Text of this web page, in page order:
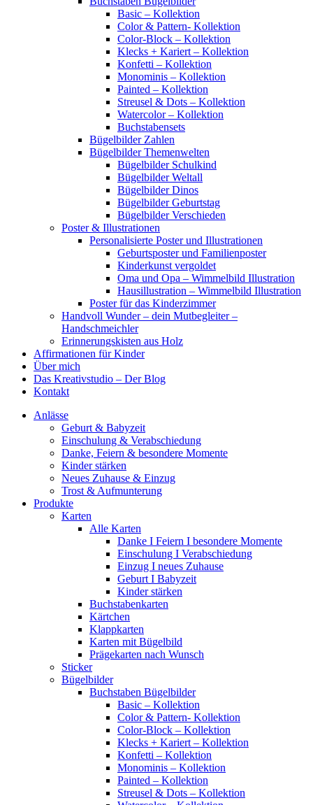
Basic – Kollektion
Color & Pattern- Kollektion
Color-Block – Kollektion
Klecks + Kariert – Kollektion
Konfetti – Kollektion
Monominis – Kollektion
Painted – Kollektion
Streusel & Dots – Kollektion
Watercolor – Kollektion
Buchstabensets
Bügelbilder Zahlen
Bügelbilder Themenwelten
Bügelbilder Schulkind
Bügelbilder Weltall
Bügelbilder Dinos
Bügelbilder Geburtstag
Bügelbilder Verschieden
Poster & Illustrationen
Personalisierte Poster und Illustrationen
Geburtsposter und Familienposter
Kinderkunst vergoldet
Oma und Opa – Wimmelbild Illustration
Hausillustration – Wimmelbild Illustration
Poster für das Kinderzimmer
Handvoll Wunder – dein Mutbegleiter –
Handschmeichler
Erinnerungskisten aus Holz
Affirmationen für Kinder
Über mich
Das Kreativstudio – Der Blog
Kontakt
Anlässe
Geburt & Babyzeit
Einschulung & Verabschiedung
Danke, Feiern & besondere Momente
Kinder stärken
Neues Zuhause & Einzug
Trost & Aufmunterung
Produkte
Karten
Alle Karten
Danke I Feiern I besondere Momente
Einschulung I Verabschiedung
Einzug I neues Zuhause
Geburt I Babyzeit
Kinder stärken
Buchstabenkarten
Kärtchen
Klappkarten
Karten mit Bügelbild
Prägekarten nach Wunsch
Sticker
Bügelbilder
Buchstaben Bügelbilder
Basic – Kollektion
Color & Pattern- Kollektion
Color-Block – Kollektion
Klecks + Kariert – Kollektion
Konfetti – Kollektion
Monominis – Kollektion
Painted – Kollektion
Streusel & Dots – Kollektion